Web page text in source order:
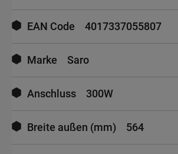
EAN Code 4017337055807
Marke Saro
Anschluss 300W
Breite außen (mm) 564